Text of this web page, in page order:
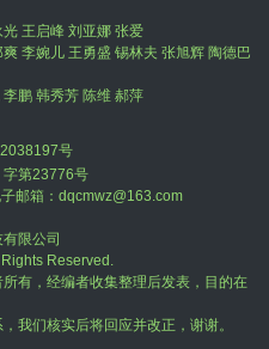
王启峰 刘亚娜 张爱
李婉儿 王勇盛 锡林夫 张旭辉 陶德巴
鹏 韩秀芳 陈维 郝萍
号
字第23776号
邮箱：dqcmwz@163.com
限公司
Reserved.
有，经编者收集整理后发表，目的在
我们核实后将回应并改正，谢谢。